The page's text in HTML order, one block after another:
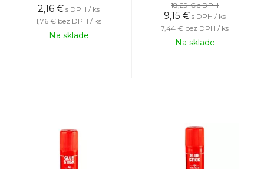
2,16 € s DPH / ks
1,76 € bez DPH / ks
Na sklade
18,29 €s DPH
9,15 € s DPH / ks
7,44 € bez DPH / ks
Na sklade